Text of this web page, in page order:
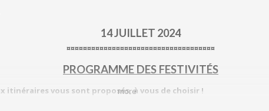
more
14JUILLET 2024
¤¤¤¤¤¤¤¤¤¤¤¤¤¤¤¤¤¤¤¤¤¤¤¤¤¤¤¤¤¤¤¤¤¤¤¤
PROGRAMME DES FESTIVITÉS
itinéraires vous sont proposés, à vous de choisir !